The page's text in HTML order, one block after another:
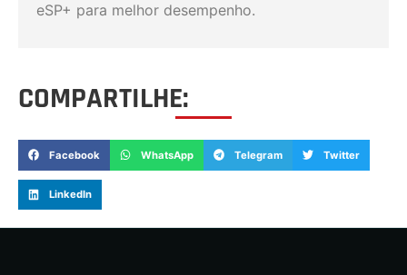
eSP+ para melhor desempenho.
COMPARTILHE:
Facebook WhatsApp Telegram Twitter
LinkedIn